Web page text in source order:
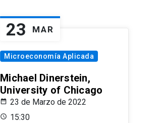
23 MAR
Microeconomía Aplicada
Michael Dinerstein,
University of Chicago
23 de Marzo de 2022
15:30